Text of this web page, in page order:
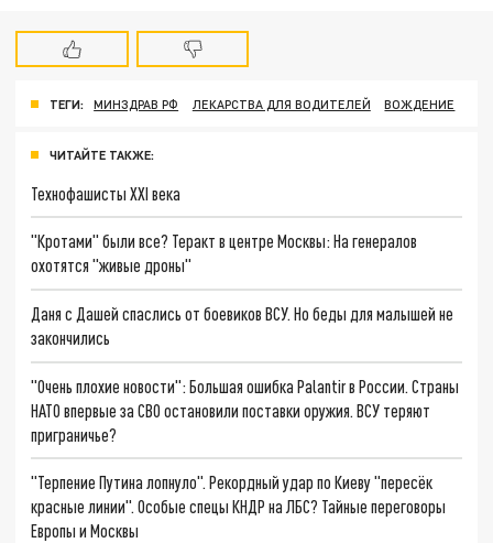
ТЕГИ: МИНЗДРАВ РФ ЛЕКАРСТВА ДЛЯ ВОДИТЕЛЕЙ ВОЖДЕНИЕ
ЧИТАЙТЕ ТАКЖЕ:
Технофашисты XXI века
"Кротами" были все? Теракт в центре Москвы: На генералов
охотятся "живые дроны"
Даня с Дашей спаслись от боевиков ВСУ. Но беды для малышей не
закончились
"Очень плохие новости": Большая ошибка Palantir в России. Страны
НАТО впервые за СВО остановили поставки оружия. ВСУ теряют
приграничье?
"Терпение Путина лопнуло". Рекордный удар по Киеву "пересёк
красные линии". Особые спецы КНДР на ЛБС? Тайные переговоры
Европы и Москвы